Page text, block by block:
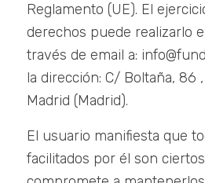
Reglamento (UE). El
derechos puede realizarlo
través de email a:
la dirección: C/ Boltaña, 86
Madrid (Madrid).
El usuario manifiesta que
facilitados por él son